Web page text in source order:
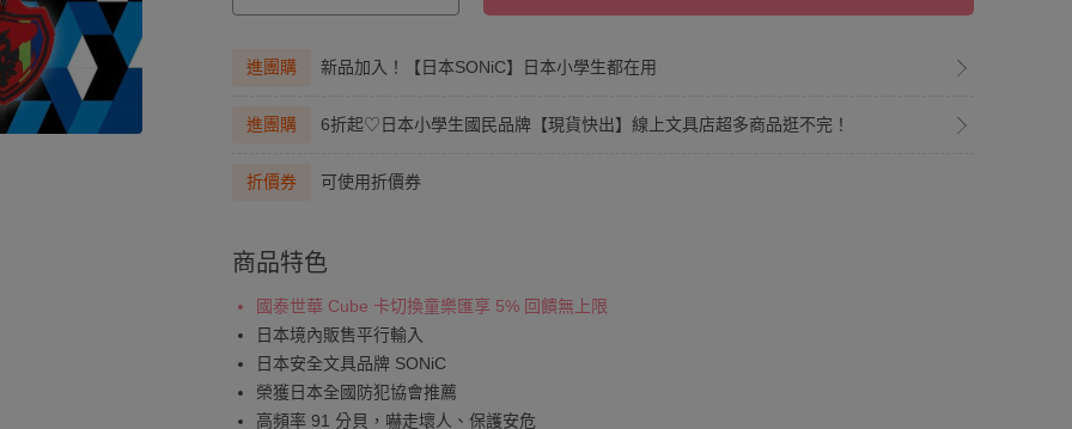
進團購 新品加入！【日本SONiC】日本小學生都在用
進團購 6折起♡日本小學生國民品牌【現貨快出】線上文具店超多商品逛不完！
折價券 可使用折價券
商品特色
國泰世華 Cube 卡切換童樂匯享 5% 回饋無上限
日本境內販售平行輸入
日本安全文具品牌 SONiC
榮獲日本全國防犯協會推薦
高頻率 91 分貝，嚇走壞人、保護安危